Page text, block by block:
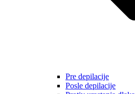
Pre depilacije
Posle depilacije